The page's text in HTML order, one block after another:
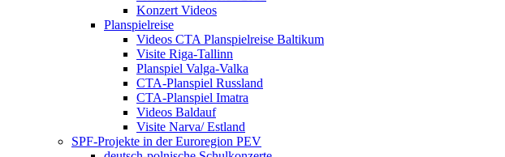
Konzert Videos
Planspielreise
Videos CTA Planspielreise Baltikum
Visite Riga-Tallinn
Planspiel Valga-Valka
CTA-Planspiel Russland
CTA-Planspiel Imatra
Videos Baldauf
Visite Narva/ Estland
SPF-Projekte in der Euroregion PEV